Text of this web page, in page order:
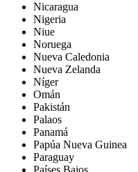
Nicaragua
Nigeria
Niue
Noruega
Nueva Caledonia
Nueva Zelanda
Níger
Omán
Pakistán
Palaos
Panamá
Papúa Nueva Guinea
Paraguay
Países Bajos